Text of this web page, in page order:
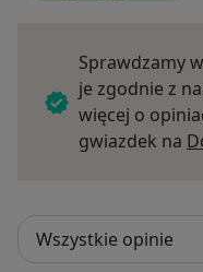
Sprawdzamy
je zgodnie z
więcej o
gwiazdek na